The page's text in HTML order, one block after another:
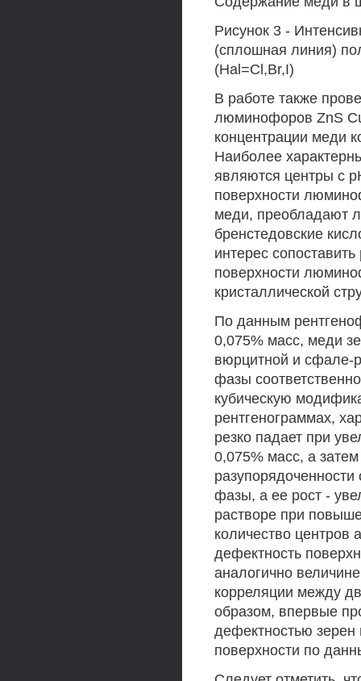
Рисунок 3 -
(сплошная линия)
(Hal=Cl,Br,I)
В работе также
люминофоров ZnS
концентрации меди
Наиболее
являются центры с
поверхности
меди, преобладают
бренстедовские
интерес
поверхности
кристаллической
По данным
0,075% масс, меди
вюрцитной и сфале-
фазы
кубическую
рентгенограммах,
резко падает при
0,075% масс, а
разупорядоченности
фазы, а ее рост -
растворе при
количество центров
дефектность
аналогично
корреляции между
образом, впервые
дефектностью
поверхности по